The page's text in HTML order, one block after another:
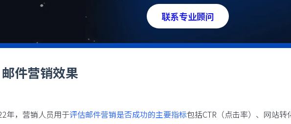
联系专业顾问
件营销效果
年，营销人员用于评估邮件营销是否成功的主要指标包括CTR（点击率）、网站